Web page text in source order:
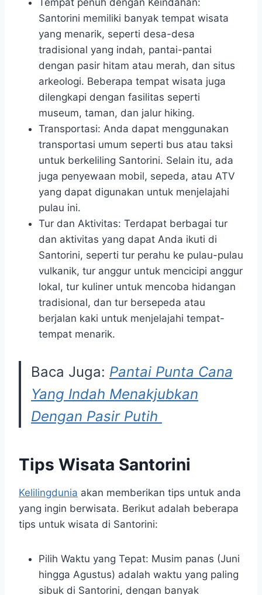
Tempat penuh dengan Keindahan:
Santorini memiliki banyak tempat wisata
yang menarik, seperti desa-desa
tradisional yang indah, pantai-pantai
dengan pasir hitam atau merah, dan situs
arkeologi. Beberapa tempat wisata juga
dilengkapi dengan fasilitas seperti
museum, taman, dan jalur hiking.
Transportasi: Anda dapat menggunakan
transportasi umum seperti bus atau taksi
untuk berkeliling Santorini. Selain itu, ada
juga penyewaan mobil, sepeda, atau ATV
yang dapat digunakan untuk menjelajahi
pulau ini.
Tur dan Aktivitas: Terdapat berbagai tur
dan aktivitas yang dapat Anda ikuti di
Santorini, seperti tur perahu ke pulau-pulau
vulkanik, tur anggur untuk mencicipi anggur
lokal, tur kuliner untuk mencoba hidangan
tradisional, dan tur bersepeda atau
berjalan kaki untuk menjelajahi tempat-
tempat menarik.
Baca Juga: Pantai Punta Cana
Yang Indah Menakjubkan
Dengan Pasir Putih
Tips Wisata Santorini
Kelilingdunia akan memberikan tips untuk anda
yang ingin berwisata. Berikut adalah beberapa
tips untuk wisata di Santorini:
Pilih Waktu yang Tepat: Musim panas (Juni
hingga Agustus) adalah waktu yang paling
sibuk di Santorini, dengan banyak